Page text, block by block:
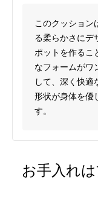
このクッション
る柔らかさにデ
ポットを作るこ
なフォームがワ
して、深く快
形状が身体を優
す。
お手入れ